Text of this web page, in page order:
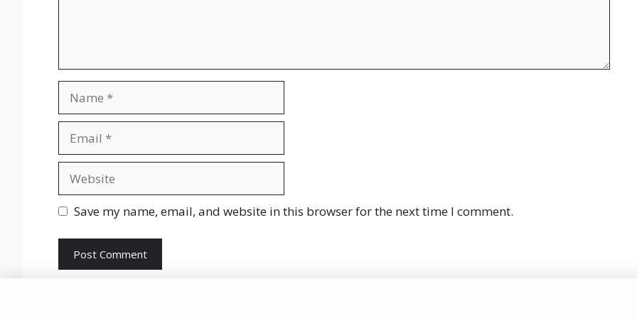
Save my name, email, and website in this browser for the next time I comment.